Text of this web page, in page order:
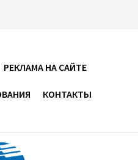
публикацией в связи с
саммита (ВИДЕО)
8 августа 2026
прошло собрание
странах (ФОТО)
РЕКЛАМА НА САЙТЕ
КОНТАКТЫ